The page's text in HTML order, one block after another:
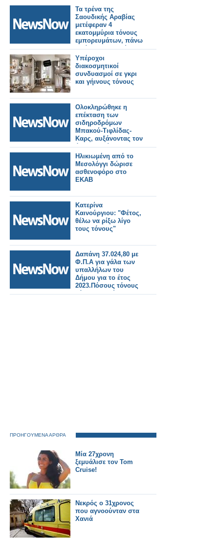
Τα τρένα της
Σαουδικής Αραβίας
μετέφεραν 4
εκατομμύρια τόνους
εμπορευμάτων, πάνω
από 45 εκατομμύρια
επιβάτες το πρώτο
τρίμηνο του 2026.
Υπέροχοι
διακοσμητικοί
συνδυασμοί σε γκρι
και γήινους τόνους
Ολοκληρώθηκε η
επέκταση των
σιδηροδρόμων
Μπακού-Τιφλίδας-
Καρς, αυξάνοντας τον
όγκο φορτίου σε 5
εκατομμύρια τόνους
Ηλικιωμένη από το
Μεσολόγγι δώρισε
ασθενοφόρο στο
ΕΚΑΒ
Κατερίνα
Καινούργιου: "Φέτος,
θέλω να ρίξω λίγο
τους τόνους"
Δαπάνη 37.024,80 με
Φ.Π.Α για γάλα των
υπαλλήλων του
Δήμου για το έτος
2023.Πόσους τόνους
γάλα θα πιούνε οι
ΠΡΟΗΓΟΥΜΕΝΑ ΑΡΘΡΑ
Μία 27χρονη
ξεμυάλισε τον Tom
Cruise!
Νεκρός ο 31χρονος
που αγνοούνταν στα
Χανιά